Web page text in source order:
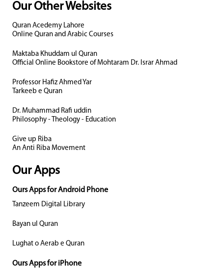
Our Other Websites
Quran Acedemy Lahore
Online Quran and Arabic Courses
Maktaba Khuddam ul Quran
Official Online Bookstore of Mohtaram Dr. Israr Ahmad
Professor Hafiz Ahmed Yar
Tarkeeb e Quran
Dr. Muhammad Rafi uddin
Philosophy - Theology - Education
Give up Riba
An Anti Riba Movement
Our Apps
Ours Apps for Android Phone
Tanzeem Digital Library
Bayan ul Quran
Lughat o Aerab e Quran
Ours Apps for iPhone